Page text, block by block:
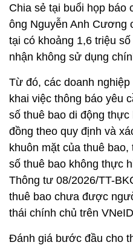
Chia sẻ tại buổi họp báo
ông Nguyễn Anh Cương
tại có khoảng 1,6 triệu
nhận không sử dụng
Từ đó, các doanh
khai việc thông báo yêu
số thuê bao di động
đồng theo quy định và
khuôn mặt của thuê
số thuê bao không thực
Thông tư 08/2026/TT-
thuê bao chưa được
thái chính chủ trên
Đánh giá bước đầu cho